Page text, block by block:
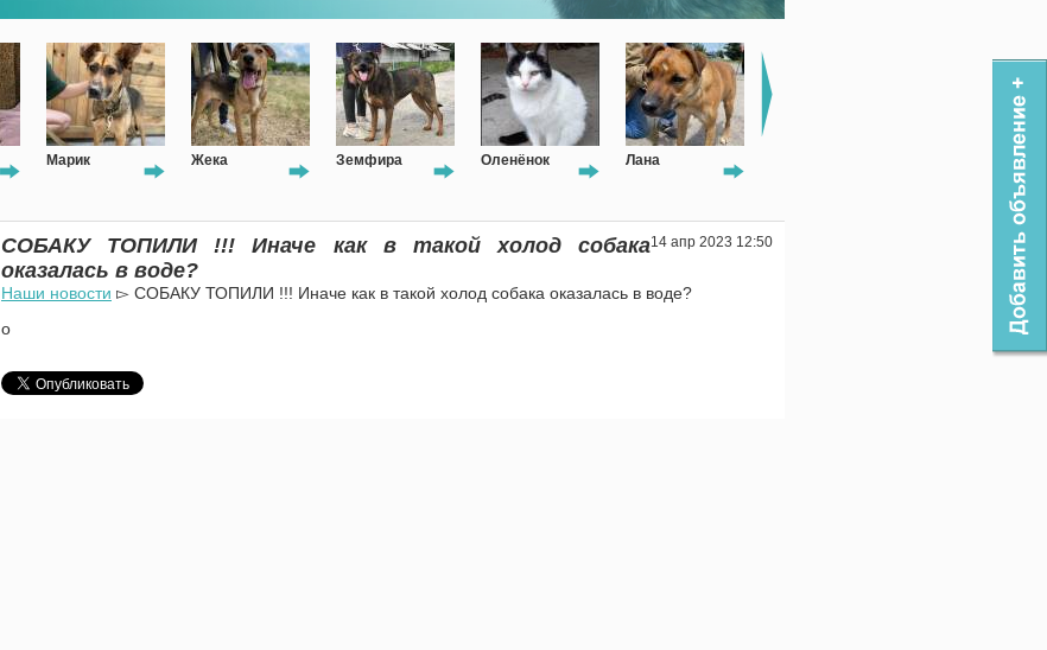
Марик Жека Земфира Оленёнок Лана
14 апр 2023 12:50
СОБАКУ ТОПИЛИ !!! Иначе как в такой холод собака
оказалась в воде?
Наши новости ▻ СОБАКУ ТОПИЛИ !!! Иначе как в такой холод собака оказалась в воде?
о